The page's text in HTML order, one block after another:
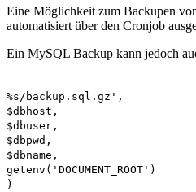
Eine Möglichkeit zum Backupen
automatisiert über den Cronjob
Ein MySQL Backup kann jedoch
%s/backup.sql.gz',
$dbhost,
$dbuser,
$dbpwd,
$dbname,
getenv('DOCUMENT_ROOT')
)